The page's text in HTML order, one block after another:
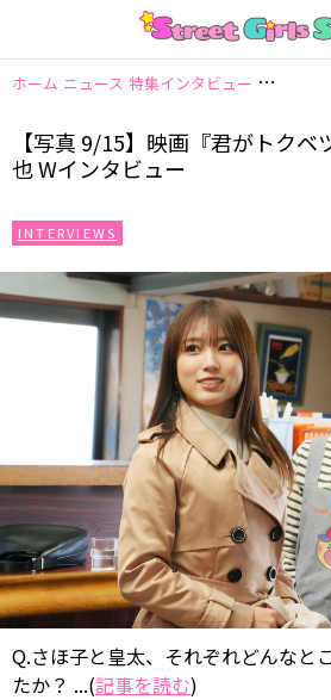
ホーム ニュース 特集インタビュー 【写真 9/
【写真 9/15】映画『君がトク
也 Wインタビュー
INTERVIEWS
Q.さほ子と皇太、それぞれどんなと
たか？ ...(記事を読む)